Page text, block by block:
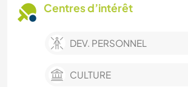
Centres d’intérêt
DEV. PERSONNEL
CULTURE